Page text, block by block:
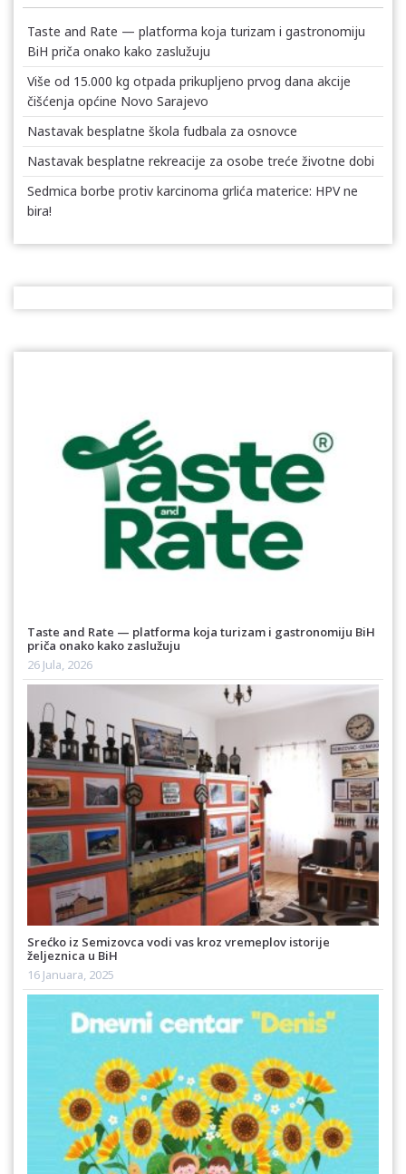
Taste and Rate — platforma koja turizam i gastronomiju
BiH priča onako kako zaslužuju
Više od 15.000 kg otpada prikupljeno prvog dana akcije
čišćenja općine Novo Sarajevo
Nastavak besplatne škola fudbala za osnovce
Nastavak besplatne rekreacije za osobe treće životne dobi
Sedmica borbe protiv karcinoma grlića materice: HPV ne
bira!
Taste and Rate — platforma koja turizam i gastronomiju BiH
priča onako kako zaslužuju
26 Jula, 2026
Srećko iz Semizovca vodi vas kroz vremeplov istorije
željeznica u BiH
16 Januara, 2025